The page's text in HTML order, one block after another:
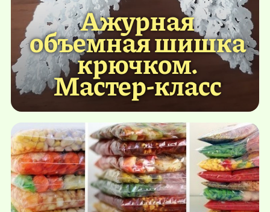
Ажурная
объемная шишка
крючком.
Мастер-класс